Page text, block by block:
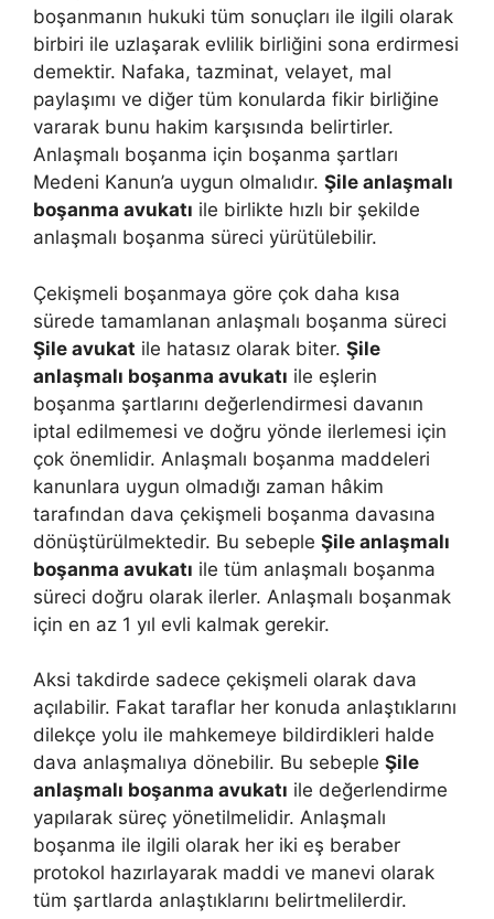
boşanmanın hukuki tüm sonuçları ile ilgili olarak
birbiri ile uzlaşarak evlilik birliğini sona erdirmesi
demektir. Nafaka, tazminat, velayet, mal
paylaşımı ve diğer tüm konularda fikir birliğine
vararak bunu hakim karşısında belirtirler.
Anlaşmalı boşanma için boşanma şartları
Medeni Kanun’a uygun olmalıdır. Şile anlaşmalı
boşanma avukatı ile birlikte hızlı bir şekilde
anlaşmalı boşanma süreci yürütülebilir.
Çekişmeli boşanmaya göre çok daha kısa
sürede tamamlanan anlaşmalı boşanma süreci
Şile avukat ile hatasız olarak biter. Şile
anlaşmalı boşanma avukatı ile eşlerin
boşanma şartlarını değerlendirmesi davanın
iptal edilmemesi ve doğru yönde ilerlemesi için
çok önemlidir. Anlaşmalı boşanma maddeleri
kanunlara uygun olmadığı zaman hâkim
tarafından dava çekişmeli boşanma davasına
dönüştürülmektedir. Bu sebeple Şile anlaşmalı
boşanma avukatı ile tüm anlaşmalı boşanma
süreci doğru olarak ilerler. Anlaşmalı boşanmak
için en az 1 yıl evli kalmak gerekir.
Aksi takdirde sadece çekişmeli olarak dava
açılabilir. Fakat taraflar her konuda anlaştıklarını
dilekçe yolu ile mahkemeye bildirdikleri halde
dava anlaşmalıya dönebilir. Bu sebeple Şile
anlaşmalı boşanma avukatı ile değerlendirme
yapılarak süreç yönetilmelidir. Anlaşmalı
boşanma ile ilgili olarak her iki eş beraber
protokol hazırlayarak maddi ve manevi olarak
tüm şartlarda anlaştıklarını belirtmelilerdir.